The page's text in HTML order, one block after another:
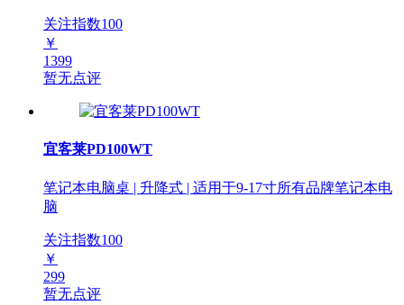
关注指数100
￥
1399
暂无点评
宜客莱PD100WT
笔记本电脑桌 | 升降式 | 适用于9-17寸所有品牌笔记本电
脑
关注指数100
￥
299
暂无点评